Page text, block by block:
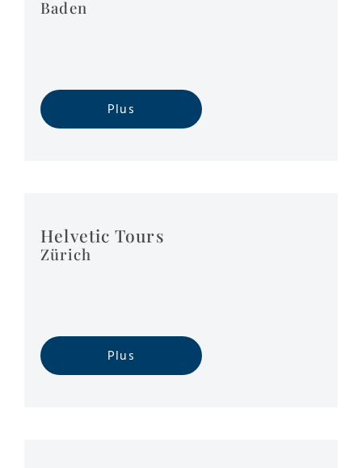
Baden
Plus
Helvetic Tours
Zürich
Plus